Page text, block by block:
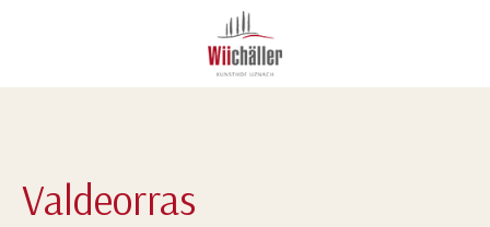
Valdeorras